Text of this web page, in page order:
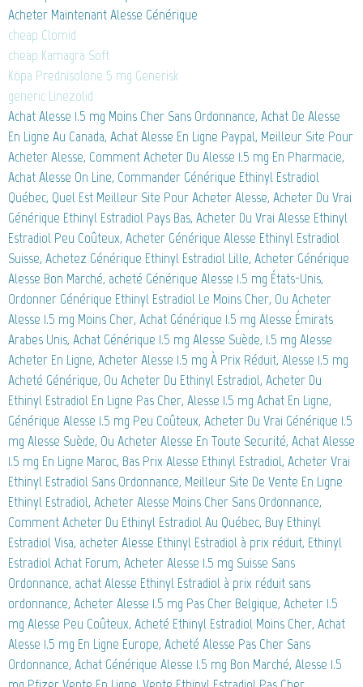
Acheter Maintenant Alesse Générique
cheap Clomid
cheap Kamagra Soft
Köpa Prednisolone 5 mg Generisk
generic Linezolid
Achat Alesse 1.5 mg Moins Cher Sans Ordonnance, Achat De Alesse
En Ligne Au Canada, Achat Alesse En Ligne Paypal, Meilleur Site Pour
Acheter Alesse, Comment Acheter Du Alesse 1.5 mg En Pharmacie,
Achat Alesse On Line, Commander Générique Ethinyl Estradiol
Québec, Quel Est Meilleur Site Pour Acheter Alesse, Acheter Du Vrai
Générique Ethinyl Estradiol Pays Bas, Acheter Du Vrai Alesse Ethinyl
Estradiol Peu Coûteux, Acheter Générique Alesse Ethinyl Estradiol
Suisse, Achetez Générique Ethinyl Estradiol Lille, Acheter Générique
Alesse Bon Marché, acheté Générique Alesse 1.5 mg États-Unis,
Ordonner Générique Ethinyl Estradiol Le Moins Cher, Ou Acheter
Alesse 1.5 mg Moins Cher, Achat Générique 1.5 mg Alesse Émirats
Arabes Unis, Achat Générique 1.5 mg Alesse Suède, 1.5 mg Alesse
Acheter En Ligne, Acheter Alesse 1.5 mg À Prix Réduit, Alesse 1.5 mg
Acheté Générique, Ou Acheter Du Ethinyl Estradiol, Acheter Du
Ethinyl Estradiol En Ligne Pas Cher, Alesse 1.5 mg Achat En Ligne,
Générique Alesse 1.5 mg Peu Coûteux, Acheter Du Vrai Générique 1.5
mg Alesse Suède, Ou Acheter Alesse En Toute Securité, Achat Alesse
1.5 mg En Ligne Maroc, Bas Prix Alesse Ethinyl Estradiol, Acheter Vrai
Ethinyl Estradiol Sans Ordonnance, Meilleur Site De Vente En Ligne
Ethinyl Estradiol, Acheter Alesse Moins Cher Sans Ordonnance,
Comment Acheter Du Ethinyl Estradiol Au Québec, Buy Ethinyl
Estradiol Visa, acheter Alesse Ethinyl Estradiol à prix réduit, Ethinyl
Estradiol Achat Forum, Acheter Alesse 1.5 mg Suisse Sans
Ordonnance, achat Alesse Ethinyl Estradiol à prix réduit sans
ordonnance, Acheter Alesse 1.5 mg Pas Cher Belgique, Acheter 1.5
mg Alesse Peu Coûteux, Acheté Ethinyl Estradiol Moins Cher, Achat
Alesse 1.5 mg En Ligne Europe, Acheté Alesse Pas Cher Sans
Ordonnance, Achat Générique Alesse 1.5 mg Bon Marché, Alesse 1.5